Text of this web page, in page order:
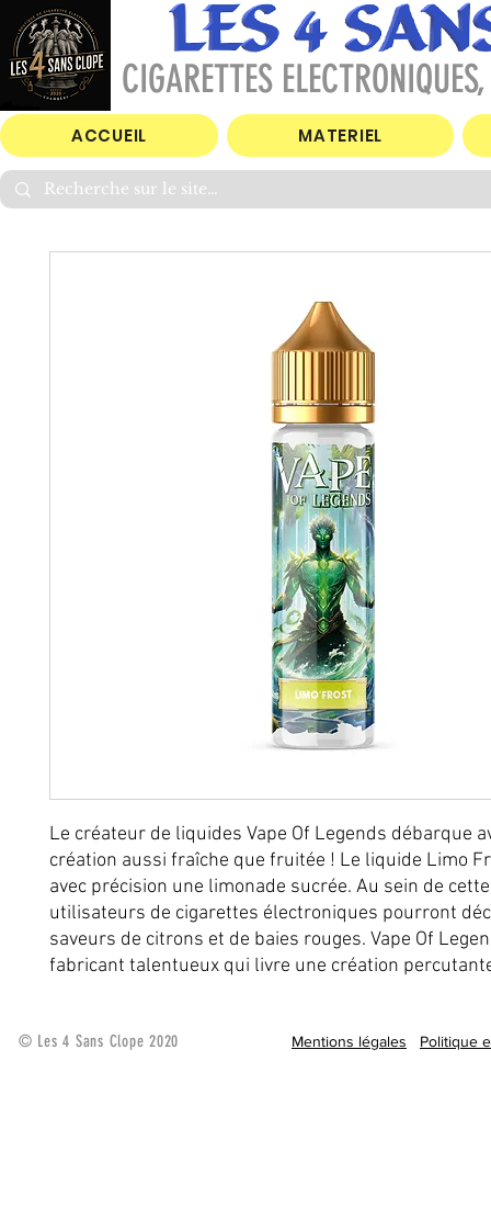
CIGARETTES
ACCUEIL MATERIEL
Le créateur de liquides Vape Of Legends débarque
création aussi fraîche que fruitée ! Le liquide Limo
avec précision une limonade sucrée. Au sein de
utilisateurs de cigarettes électroniques pourront
saveurs de citrons et de baies rouges. Vape Of
fabricant talentueux qui livre une création
© Les 4 Sans Clope 2020 Mentions légales Politique